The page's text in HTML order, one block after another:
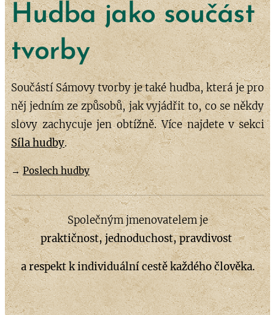
Hudba jako součást
tvorby
Součástí Sámovy tvorby je také hudba, která je pro
něj jedním ze způsobů, jak vyjádřit to, co se někdy
slovy zachycuje jen obtížně. Více najdete v sekci
Síla hudby.
→Poslech hudby
Společným jmenovatelem je
praktičnost,jednoduchost, pravdivost
a respekt k individuální cestě každého člověka.